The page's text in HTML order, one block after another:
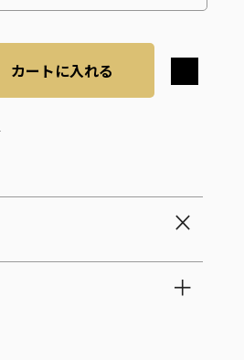
カートに入れる